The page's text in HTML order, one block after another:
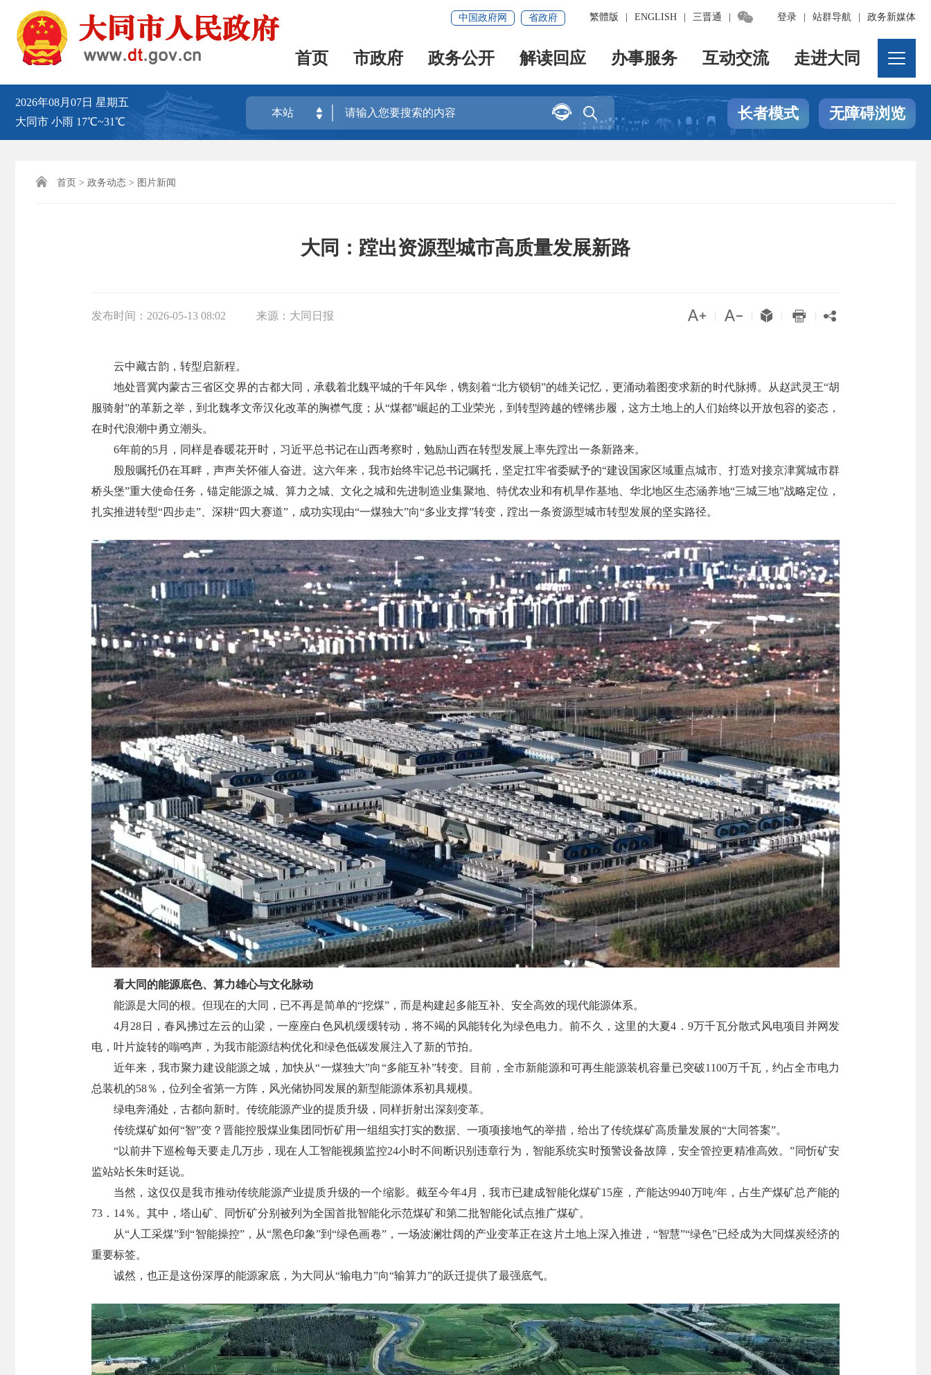
登录 站群导航 政务新媒体
繁體版 ENGLISH 三晋通 
中国政府网 省政府
首页 市政府 政务公开 解读回应 办事服务 互动交流 走进大同
2026年08月07日 星期五
大同市 小雨 17℃~31℃
本站 
 长者模式 无障碍浏览
 首页 > 政务动态 > 图片新闻
大同：蹚出资源型城市高质量发展新路
发布时间： 2026-05-13 08:02 来源： 大同日报     
云中藏古韵，转型启新程。
地处晋冀内蒙古三省区交界的古都大同，承载着北魏平城的千年风华，镌刻着“北方锁钥”的雄关记忆，更涌动着图变求新的时代脉搏。从赵武灵王“胡
服骑射”的革新之举，到北魏孝文帝汉化改革的胸襟气度；从“煤都”崛起的工业荣光，到转型跨越的铿锵步履，这方土地上的人们始终以开放包容的姿态，
在时代浪潮中勇立潮头。
6年前的5月，同样是春暖花开时，习近平总书记在山西考察时，勉励山西在转型发展上率先蹚出一条新路来。
殷殷嘱托仍在耳畔，声声关怀催人奋进。这六年来，我市始终牢记总书记嘱托，坚定扛牢省委赋予的“建设国家区域重点城市、打造对接京津冀城市群
桥头堡”重大使命任务，锚定能源之城、算力之城、文化之城和先进制造业集聚地、特优农业和有机旱作基地、华北地区生态涵养地“三城三地”战略定位，
扎实推进转型“四步走”、深耕“四大赛道”，成功实现由“一煤独大”向“多业支撑”转变，蹚出一条资源型城市转型发展的坚实路径。
看大同的能源底色、算力雄心与文化脉动
能源是大同的根。但现在的大同，已不再是简单的“挖煤”，而是构建起多能互补、安全高效的现代能源体系。
4月28日，春风拂过左云的山梁，一座座白色风机缓缓转动，将不竭的风能转化为绿色电力。前不久，这里的大夏4．9万千瓦分散式风电项目并网发
电，叶片旋转的嗡鸣声，为我市能源结构优化和绿色低碳发展注入了新的节拍。
近年来，我市聚力建设能源之城，加快从“一煤独大”向“多能互补”转变。目前，全市新能源和可再生能源装机容量已突破1100万千瓦，约占全市电力
总装机的58％，位列全省第一方阵，风光储协同发展的新型能源体系初具规模。
绿电奔涌处，古都向新时。传统能源产业的提质升级，同样折射出深刻变革。
传统煤矿如何“智”变？晋能控股煤业集团同忻矿用一组组实打实的数据、一项项接地气的举措，给出了传统煤矿高质量发展的“大同答案”。
“以前井下巡检每天要走几万步，现在人工智能视频监控24小时不间断识别违章行为，智能系统实时预警设备故障，安全管控更精准高效。”同忻矿安
监站站长朱时廷说。
当然，这仅仅是我市推动传统能源产业提质升级的一个缩影。截至今年4月，我市已建成智能化煤矿15座，产能达9940万吨/年，占生产煤矿总产能的
73．14％。其中，塔山矿、同忻矿分别被列为全国首批智能化示范煤矿和第二批智能化试点推广煤矿。
从“人工采煤”到“智能操控”，从“黑色印象”到“绿色画卷”，一场波澜壮阔的产业变革正在这片土地上深入推进，“智慧”“绿色”已经成为大同煤炭经济的
重要标签。
诚然，也正是这份深厚的能源家底，为大同从“输电力”向“输算力”的跃迁提供了最强底气。